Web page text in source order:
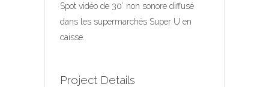
Spot vidéo de 30′ non sonore diffusé
dans les supermarchés Super U en
caisse.
Project Details